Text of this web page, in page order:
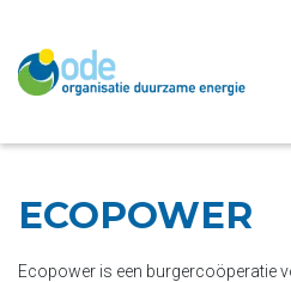
ECOPOWER
Ecopower is een burgercoöperatie